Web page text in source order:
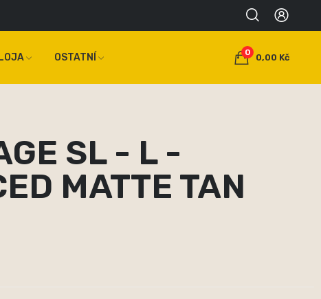
OSTATNÍ 0,00 Kč
0
SL - L -
MATTE TAN